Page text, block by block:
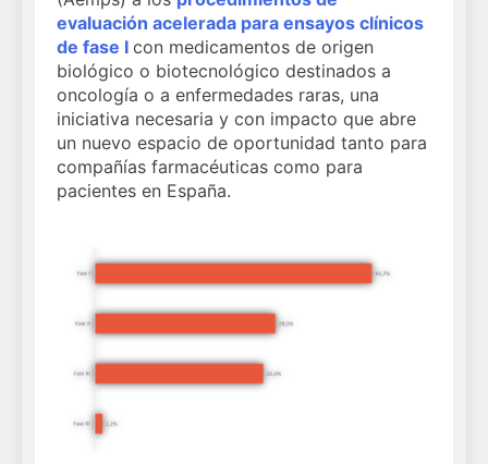
evaluación acelerada para ensayos clínicos
de fase I con medicamentos de origen
biológico o biotecnológico destinados a
oncología o a enfermedades raras, una
iniciativa necesaria y con impacto que abre
un nuevo espacio de oportunidad tanto para
compañías farmacéuticas como para
pacientes en España.